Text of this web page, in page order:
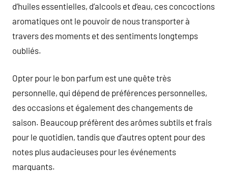
d’huiles essentielles, d’alcools et d’eau, ces concoctions
aromatiques ont le pouvoir de nous transporter à
travers des moments et des sentiments longtemps
oubliés.
Opter pour le bon parfum est une quête très
personnelle, qui dépend de préférences personnelles,
des occasions et également des changements de
saison. Beaucoup préfèrent des arômes subtils et frais
pour le quotidien, tandis que d’autres optent pour des
notes plus audacieuses pour les événements
marquants.